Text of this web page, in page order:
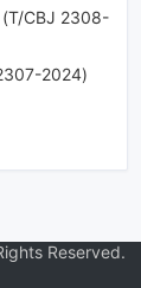
(T/CBJ 2308-
2024)
Reserved.